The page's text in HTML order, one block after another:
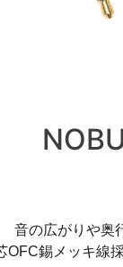
音の広がりや奥
OFC錫メッキ線